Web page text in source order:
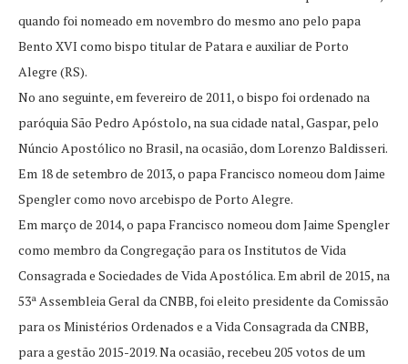
quando foi nomeado em novembro do mesmo ano pelo papa
Bento XVI como bispo titular de Patara e auxiliar de Porto
Alegre (RS).
No ano seguinte, em fevereiro de 2011, o bispo foi ordenado na
paróquia São Pedro Apóstolo, na sua cidade natal, Gaspar, pelo
Núncio Apostólico no Brasil, na ocasião, dom Lorenzo Baldisseri.
Em 18 de setembro de 2013, o papa Francisco nomeou dom Jaime
Spengler como novo arcebispo de Porto Alegre.
Em março de 2014, o papa Francisco nomeou dom Jaime Spengler
como membro da Congregação para os Institutos de Vida
Consagrada e Sociedades de Vida Apostólica. Em abril de 2015, na
53ª Assembleia Geral da CNBB, foi eleito presidente da Comissão
para os Ministérios Ordenados e a Vida Consagrada da CNBB,
para a gestão 2015-2019. Na ocasião, recebeu 205 votos de um